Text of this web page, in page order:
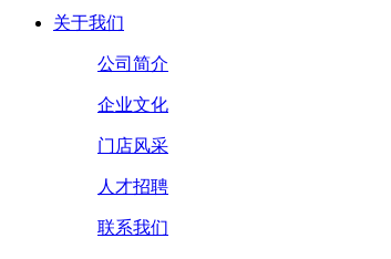
关于我们
公司简介
企业文化
门店风采
人才招聘
联系我们